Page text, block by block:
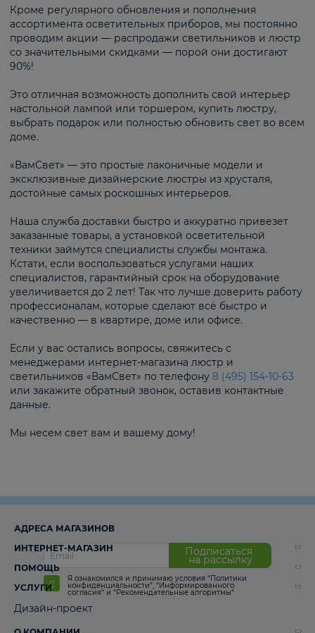
Кроме регулярного обновления и пополнения
ассортимента осветительных приборов, мы постоянно
проводим акции — распродажи светильников и люстр
со значительными скидками — порой они достигают
90%!
Это отличная возможность дополнить свой интерьер
настольной лампой или торшером, купить люстру,
выбрать подарок или полностью обновить свет во всем
доме.
«ВамСвет» — это простые лаконичные модели и
эксклюзивные дизайнерские люстры из хрусталя,
достойные самых роскошных интерьеров.
Наша служба доставки быстро и аккуратно привезет
заказанные товары, а установкой осветительной
техники займутся специалисты службы монтажа.
Кстати, если воспользоваться услугами наших
специалистов, гарантийный срок на оборудование
увеличивается до 2 лет! Так что лучше доверить работу
профессионалам, которые сделают всё быстро и
качественно — в квартире, доме или офисе.
Если у вас остались вопросы, свяжитесь с
менеджерами интернет-магазина люстр и
светильников «ВамСвет» по телефону 8 (495) 154-10-63
или закажите обратный звонок, оставив контактные
данные.
Мы несем свет вам и вашему дому!
Подписаться
на рассылку
Я ознакомился и принимаю условия “Политики
конфиденциальности”, “Информированного
согласия“ и “Рекомендательные алгоритмы“
АДРЕСА МАГАЗИНОВ
ИНТЕРНЕТ-МАГАЗИН
ПОМОЩЬ
УСЛУГИ
Дизайн-проект